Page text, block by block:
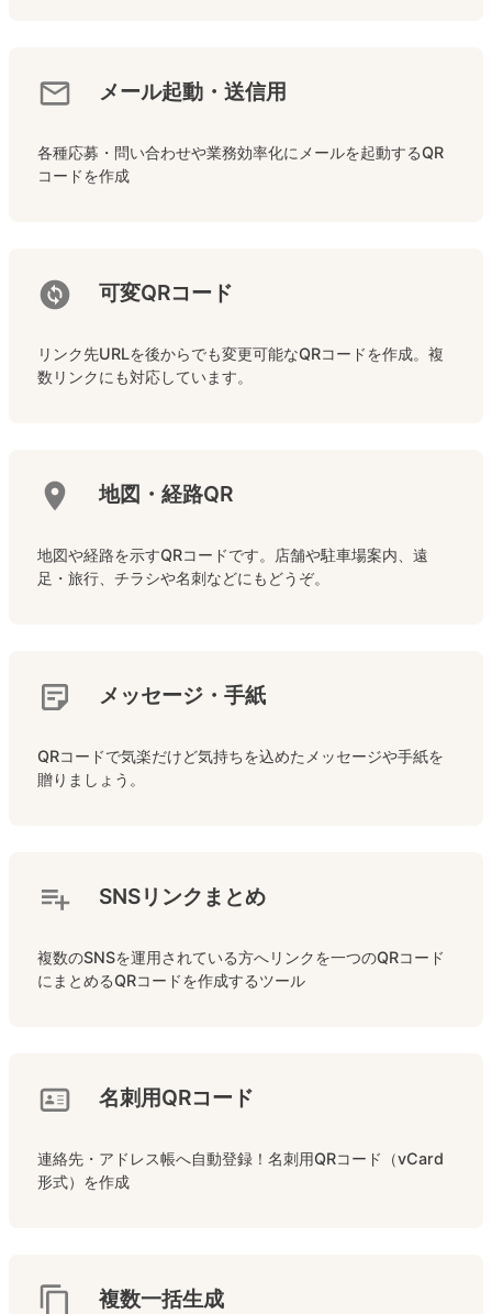
メール起動・送信用
各種応募・問い合わせや業務効率化にメールを起動するQR
コードを作成
可変QRコード
リンク先URLを後からでも変更可能なQRコードを作成。複
数リンクにも対応しています。
地図・経路QR
地図や経路を示すQRコードです。店舗や駐車場案内、遠
足・旅行、チラシや名刺などにもどうぞ。
メッセージ・手紙
QRコードで気楽だけど気持ちを込めたメッセージや手紙を
贈りましょう。
SNSリンクまとめ
複数のSNSを運用されている方へリンクを一つのQRコード
にまとめるQRコードを作成するツール
名刺用QRコード
連絡先・アドレス帳へ自動登録！名刺用QRコード（vCard
形式）を作成
複数一括生成